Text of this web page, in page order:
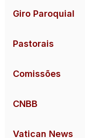
Giro Paroquial
Pastorais
Comissões
CNBB
Vatican News